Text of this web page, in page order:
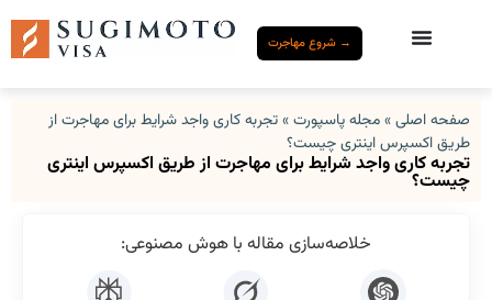
→ شروع مهاجرت
صفحه اصلی»مجله پاسپورت»تجربه کاری واجد شرایط برای مهاجرت از
طریق اکسپرس اینتری چیست؟
تجربه کاری واجد شرایط برای مهاجرت از طریق اکسپرس اینتری
چیست؟
خلاصه‌سازی مقاله با هوش مصنوعی: